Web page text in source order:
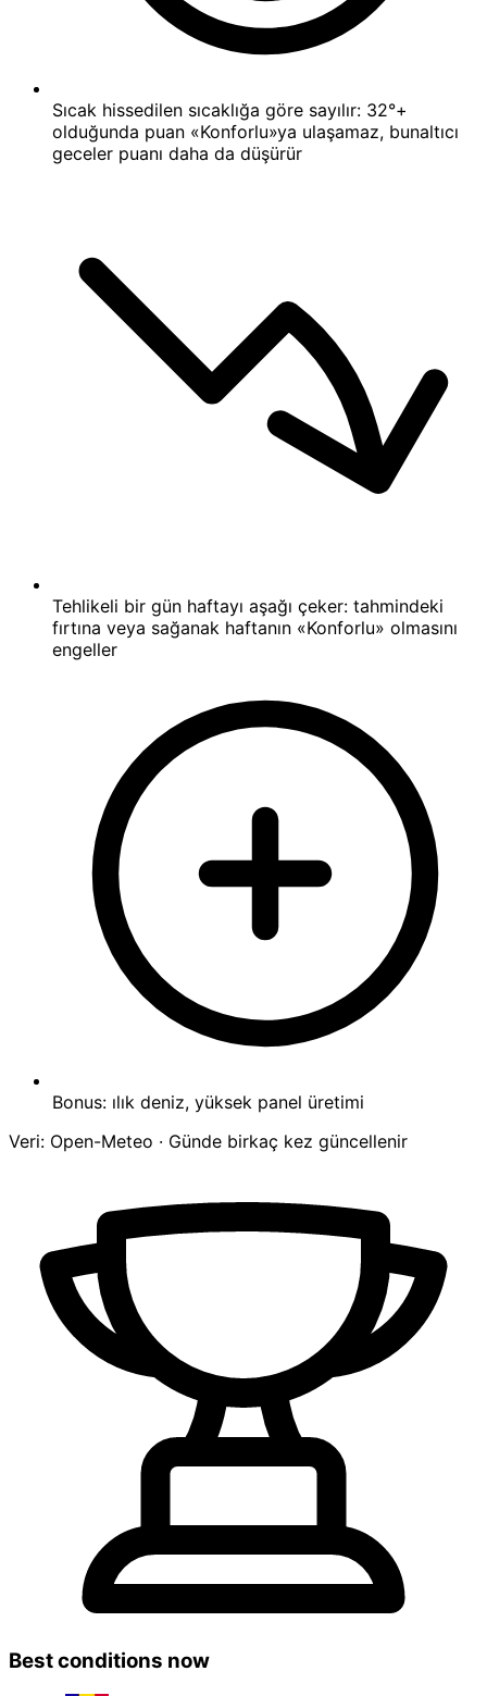
Sıcak hissedilen sıcaklığa göre sayılır: 32°+
olduğunda puan «Konforlu»ya ulaşamaz, bunaltıcı
geceler puanı daha da düşürür
Tehlikeli bir gün haftayı aşağı çeker: tahmindeki
fırtına veya sağanak haftanın «Konforlu» olmasını
engeller
Bonus: ılık deniz, yüksek panel üretimi
Veri: Open-Meteo · Günde birkaç kez güncellenir
Best conditions now